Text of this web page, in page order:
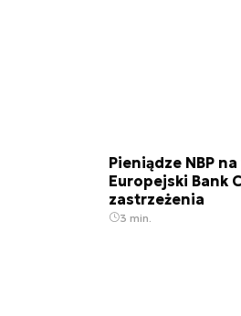
Pieniądze NBP
Europejski Bank
zastrzeżenia
3 min.